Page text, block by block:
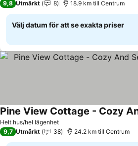
9,8 Utmärkt 8 18.9 km till Centrum
Välj datum för att se exakta priser
Helt hus/hel lägenhet
9,7 Utmärkt 38 24.2 km till Centrum